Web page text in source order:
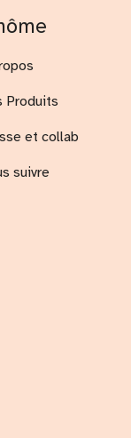
Produits
et collab
suivre